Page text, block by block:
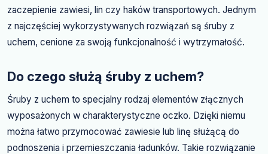
zaczepienie zawiesi, lin czy haków transportowych. Jednym
z najczęściej wykorzystywanych rozwiązań są śruby z
uchem, cenione za swoją funkcjonalność i wytrzymałość.
Do czego służą śruby z uchem?
Śruby z uchem to specjalny rodzaj elementów złącznych
wyposażonych w charakterystyczne oczko. Dzięki niemu
można łatwo przymocować zawiesie lub linę służącą do
podnoszenia i przemieszczania ładunków. Takie rozwiązanie